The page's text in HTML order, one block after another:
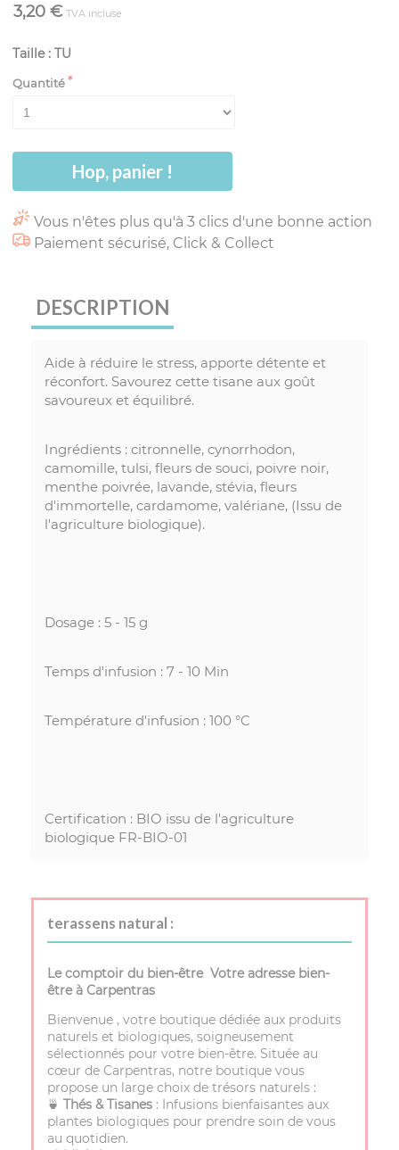
3,20 € TVA incluse
Taille : TU
Quantité
Hop, panier !
Vous n'êtes plus qu'à 3 clics d'une bonne action
Paiement sécurisé, Click & Collect
DESCRIPTION
Aide à réduire le stress, apporte détente et
réconfort. Savourez cette tisane aux goût
savoureux et équilibré.
Ingrédients : citronnelle, cynorrhodon,
camomille, tulsi, fleurs de souci, poivre noir,
menthe poivrée, lavande, stévia, fleurs
d'immortelle, cardamome, valériane, (Issu de
l'agriculture biologique).
Dosage : 5 - 15 g
Temps d'infusion : 7 - 10 Min
Température d'infusion : 100 °C
Certification : BIO issu de l'agriculture
biologique FR-BIO-01
terassens natural :
Le comptoir du bien-être Votre adresse bien-
être à Carpentras
Bienvenue , votre boutique dédiée aux produits
naturels et biologiques, soigneusement
sélectionnés pour votre bien-être. Située au
cœur de Carpentras, notre boutique vous
propose un large choix de trésors naturels :
🍵 Thés & Tisanes : Infusions bienfaisantes aux
plantes biologiques pour prendre soin de vous
au quotidien.